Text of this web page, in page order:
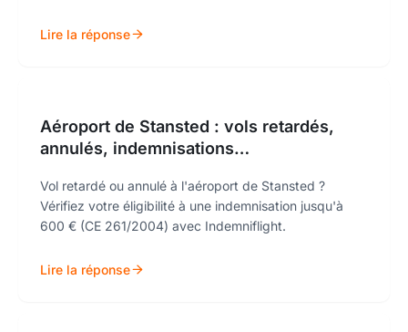
Lire la réponse
Aéroport de Stansted : vols retardés,
annulés, indemnisations…
Vol retardé ou annulé à l'aéroport de Stansted ?
Vérifiez votre éligibilité à une indemnisation jusqu'à
600 € (CE 261/2004) avec Indemniflight.
Lire la réponse